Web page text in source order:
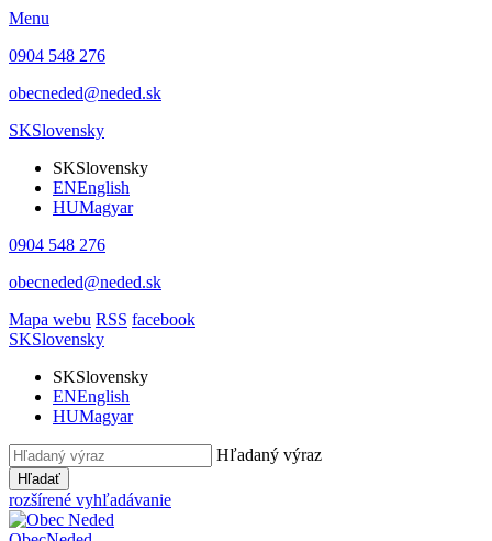
Menu
0904 548 276
obecneded@neded.sk
SKSlovensky
SKSlovensky
ENEnglish
HUMagyar
0904 548 276
obecneded@neded.sk
Mapa webu RSS facebook
SKSlovensky
SKSlovensky
ENEnglish
HUMagyar
Hľadaný výraz
Hľadať
rozšírené vyhľadávanie